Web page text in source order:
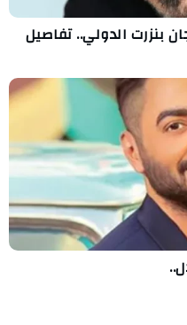
بنزرت الدولي.. تفاصيل